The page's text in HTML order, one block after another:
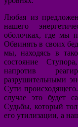
Любая из
нашего
оболочках, где мы
Обвинять в своих
мы, находясь в
состояние
напротив
разрушительными
Сути
случае это будет
Судьбы, который
его утилизации, а